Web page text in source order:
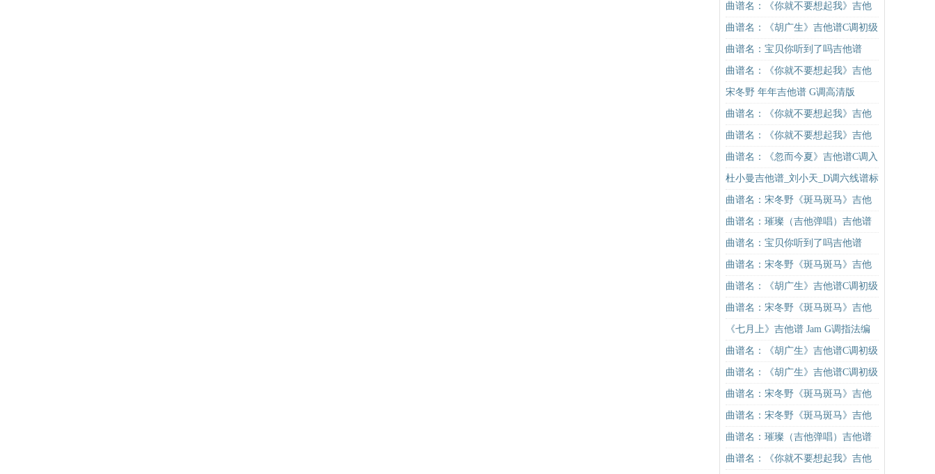
曲谱名：《你就不要想起我》吉他
谱C调简单版吉他谱
曲谱名：《胡广生》吉他谱C调初级
进阶版（酷音小伟吉他弹唱教学）
吉他谱
曲谱名：宝贝你听到了吗吉他谱
曲谱名：《你就不要想起我》吉他
谱C调简单版吉他谱
宋冬野 年年吉他谱 G调高清版
曲谱名：《你就不要想起我》吉他
谱C调简单版吉他谱
曲谱名：《你就不要想起我》吉他
谱C调简单版吉他谱
曲谱名：《忽而今夏》吉他谱C调入
门版 汪苏泷 高音教编配吉他谱
杜小曼吉他谱_刘小天_D调六线谱标
准版
曲谱名：宋冬野《斑马斑马》吉他
谱G调初级进阶版（酷音小伟吉他教
学）吉他谱
曲谱名：璀璨（吉他弹唱）吉他谱
曲谱名：宝贝你听到了吗吉他谱
曲谱名：宋冬野《斑马斑马》吉他
谱G调初级进阶版（酷音小伟吉他教
学）吉他谱
曲谱名：《胡广生》吉他谱C调初级
进阶版（酷音小伟吉他弹唱教学）
吉他谱
曲谱名：宋冬野《斑马斑马》吉他
谱C调简单版（酷音小伟吉他教学）
吉他谱
《七月上》吉他谱 Jam G调指法编
配高清弹唱谱
曲谱名：《胡广生》吉他谱C调初级
进阶版（酷音小伟吉他弹唱教学）
吉他谱
曲谱名：《胡广生》吉他谱C调初级
进阶版（酷音小伟吉他弹唱教学）
吉他谱
曲谱名：宋冬野《斑马斑马》吉他
谱G调初级进阶版（酷音小伟吉他教
学）吉他谱
曲谱名：宋冬野《斑马斑马》吉他
谱C调简单版（酷音小伟吉他教学）
吉他谱
曲谱名：璀璨（吉他弹唱）吉他谱
曲谱名：《你就不要想起我》吉他